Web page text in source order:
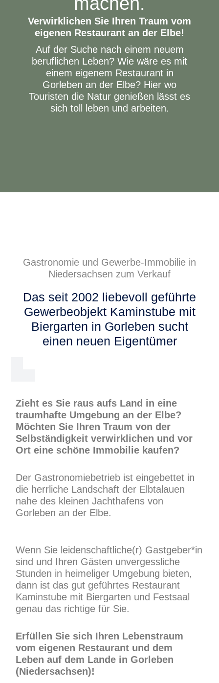
Verwirklichen Sie Ihren Traum vom
eigenen Restaurant an der Elbe!
Auf der Suche nach einem neuem
beruflichen Leben? Wie wäre es mit
einem eigenem Restaurant in
Gorleben an der Elbe? Hier wo
Touristen die Natur genießen lässt es
sich toll leben und arbeiten.
Gastronomie und Gewerbe-Immobilie in
Niedersachsen zum Verkauf
Das seit 2002 liebevoll geführte
Gewerbeobjekt Kaminstube mit
Biergarten in Gorleben sucht
einen neuen Eigentümer
Zieht es Sie raus aufs Land in eine
traumhafte Umgebung an der Elbe?
Möchten Sie Ihren Traum von der
Selbständigkeit verwirklichen und vor
Ort eine schöne Immobilie kaufen?
Der Gastronomiebetrieb ist eingebettet in
die herrliche Landschaft der Elbtalauen
nahe des kleinen Jachthafens von
Gorleben an der Elbe.
Wenn Sie leidenschaftliche(r) Gastgeber*in
sind und Ihren Gästen unvergessliche
Stunden in heimeliger Umgebung bieten,
dann ist das gut geführtes Restaurant
Kaminstube mit Biergarten und Festsaal
genau das richtige für Sie.
Erfüllen Sie sich Ihren Lebenstraum
vom eigenen Restaurant und dem
Leben auf dem Lande in Gorleben
(Niedersachsen)!